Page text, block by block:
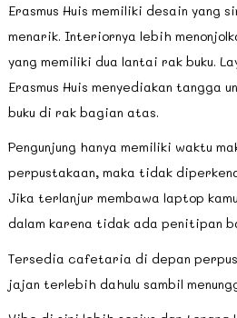
Erasmus Huis memiliki desain yang
menarik. Interiornya lebih
yang memiliki dua lantai rak buku.
Erasmus Huis menyediakan tangga
buku di rak bagian atas.
Pengunjung hanya memiliki waktu
perpustakaan, maka tidak
Jika terlanjur membawa laptop
dalam karena tidak ada penitipan
Tersedia cafetaria di depan
jajan terlebih dahulu sambil